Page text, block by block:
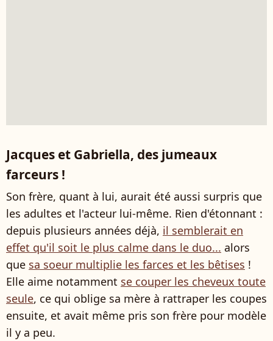
Jacques et Gabriella, des jumeaux
farceurs !
Son frère, quant à lui, aurait été aussi surpris que
les adultes et l'acteur lui-même. Rien d'étonnant :
depuis plusieurs années déjà, il semblerait en
effet qu'il soit le plus calme dans le duo... alors
que sa soeur multiplie les farces et les bêtises !
Elle aime notamment se couper les cheveux toute
seule, ce qui oblige sa mère à rattraper les coupes
ensuite, et avait même pris son frère pour modèle
il y a peu.